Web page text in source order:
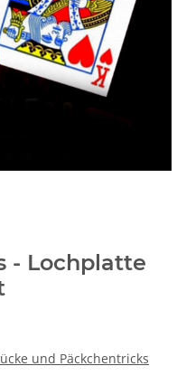
- Lochplatte
und Päckchentricks